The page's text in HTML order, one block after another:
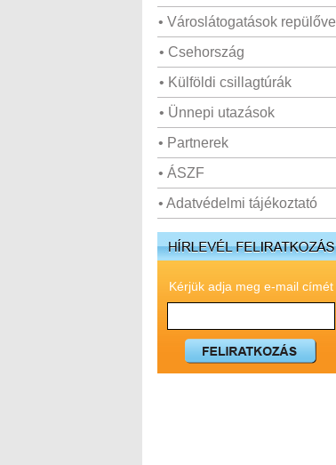
• Városlátogatások repülővel
• Csehország
• Külföldi csillagtúrák
• Ünnepi utazások
• Partnerek
• ÁSZF
• Adatvédelmi tájékoztató
Kérjük adja meg e-mail címét